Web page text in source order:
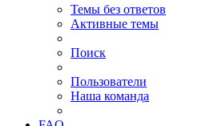
Темы без ответов
Активные темы
Поиск
Пользователи
Наша команда